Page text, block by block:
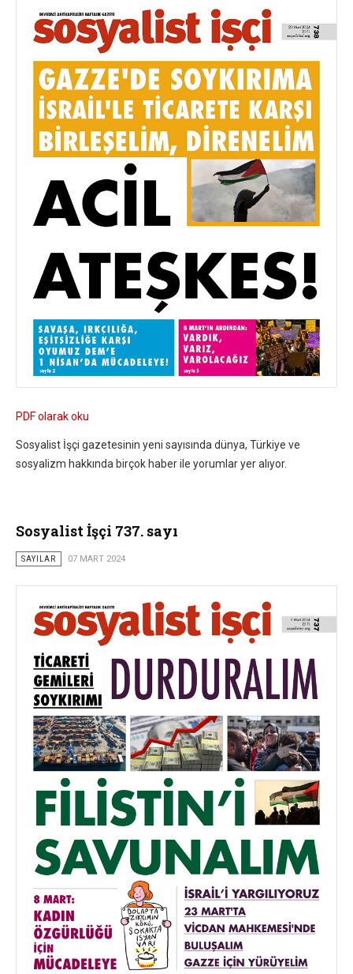
PDF olarak oku
Sosyalist İşçi gazetesinin yeni sayısında dünya, Türkiye ve
sosyalizm hakkında birçok haber ile yorumlar yer alıyor.
Sosyalist İşçi 737. sayı
SAYILAR 07 MART 2024